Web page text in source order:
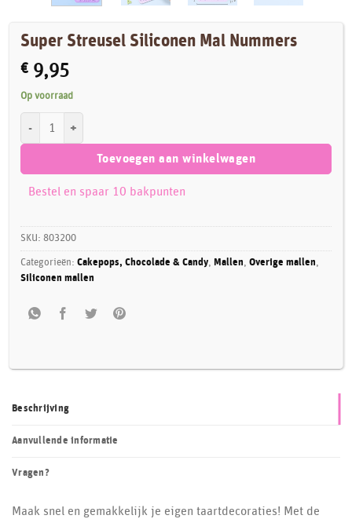
Super Streusel Siliconen Mal Nummers
€ 9,95
Op voorraad
Toevoegen aan winkelwagen
Bestel en spaar 10 bakpunten
SKU:803200
Categorieën:Cakepops, Chocolade & Candy, Mallen,Overige mallen,
Siliconen mallen
Beschrijving
Aanvullende informatie
Vragen?
Maak snel en gemakkelijk je eigen taartdecoraties! Met de